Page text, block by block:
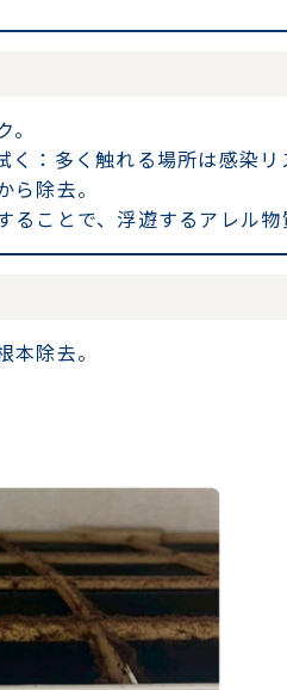
く ：多く触れる場所は感染リ
ら除去。
ことで、浮遊するアレル物
本除去。